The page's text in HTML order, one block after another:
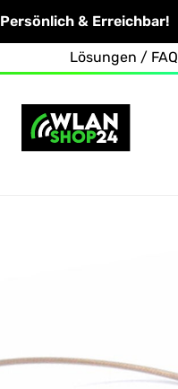
Persönlich & Erreichbar!
Lösungen / FAQ